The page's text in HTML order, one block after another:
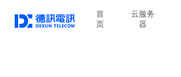
首
页
云服务
器